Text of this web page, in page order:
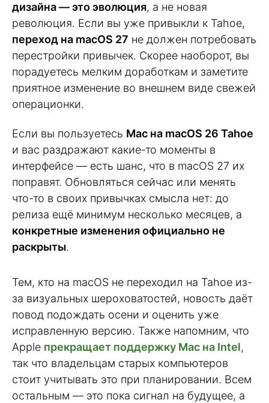
дизайна — это эволюция, а не новая
революция. Если вы уже привыкли к Tahoe,
переход на macOS 27 не должен потребовать
перестройки привычек. Скорее наоборот, вы
порадуетесь мелким доработкам и заметите
приятное изменение во внешнем виде свежей
операционки.
Если вы пользуетесь Mac на macOS 26 Tahoe
и вас раздражают какие-то моменты в
интерфейсе — есть шанс, что в macOS 27 их
поправят. Обновляться сейчас или менять
что-то в своих привычках смысла нет: до
релиза ещё минимум несколько месяцев, а
конкретные изменения официально не
раскрыты.
Тем, кто на macOS не переходил на Tahoe из-
за визуальных шероховатостей, новость даёт
повод подождать осени и оценить уже
исправленную версию. Также напомним, что
Apple прекращает поддержку Mac на Intel,
так что владельцам старых компьютеров
стоит учитывать это при планировании. Всем
остальным — это пока сигнал на будущее, а